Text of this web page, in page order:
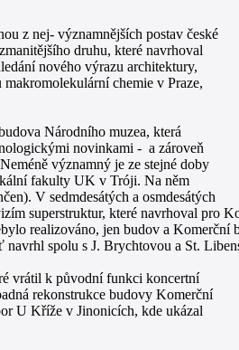
z nej- významnějších postav české
druhu, které navrhoval
nového výrazu architektury,
chemie v Praze,
Národního muzea, která
novinkami - a zároveň
významný je ze stejné doby
fakulty UK v Tróji. Na něm
V sedmdesátých a osmdesátých
superstruktur, které navrhoval pro
realizováno, jen budov a Komerční
navrhl spolu s J. Brychtovou a St.
vrátil k původní funkci koncertní
rekonstrukce budovy Komerční
U Kříže v Jinonicích, kde ukázal